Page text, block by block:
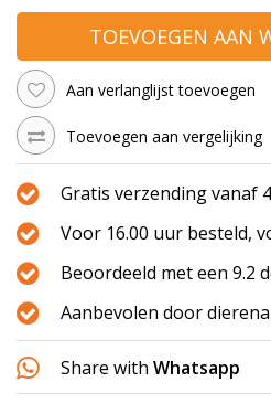
TOEVOEGEN AAN
Aan verlanglijst toevoegen
Toevoegen aan vergelijking
Gratis verzending vanaf
Voor 16.00 uur besteld,
Beoordeeld met een 9.2
Aanbevolen door
Share with Whatsapp